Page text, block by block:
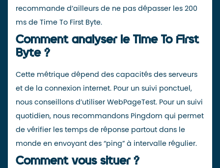
recommande d’ailleurs de ne pas dépasser les 200
ms de Time To First Byte.
Comment analyser le Time To First
Byte ?
Cette métrique dépend des capacités des serveurs
et de la connexion internet. Pour un suivi ponctuel,
nous conseillons d’utiliser WebPageTest. Pour un suivi
quotidien, nous recommandons Pingdom qui permet
de vérifier les temps de réponse partout dans le
monde en envoyant des “ping” à intervalle régulier.
Comment vous situer ?